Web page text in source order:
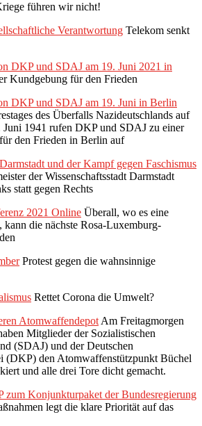
führen wir nicht!
Verantwortung Telekom senkt
DKP und SDAJ am 19. Juni 2021 in
Kundgebung für den Frieden
DKP und SDAJ am 19. Juni in Berlin
des Überfalls Nazideutschlands auf
1941 rufen DKP und SDAJ zu einer
den Frieden in Berlin auf
und der Kampf gegen Faschismus
der Wissenschaftsstadt Darmstadt
statt gegen Rechts
2021 Online Überall, wo es eine
die nächste Rosa-Luxemburg-
Protest gegen die wahnsinnige
Rettet Corona die Umwelt?
Atomwaffendepot Am Freitagmorgen
Mitglieder der Sozialistischen
(SDAJ) und der Deutschen
(DKP) den Atomwaffenstützpunkt Büchel
und alle drei Tore dicht gemacht.
zum Konjunkturpaket der Bundesregierung
legt die klare Priorität auf das